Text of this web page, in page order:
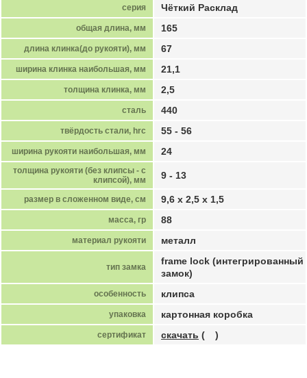
серия Чёткий Расклад
общая длина, мм 165
длина клинка(до рукояти), мм 67
ширина клинка наибольшая, мм 21,1
толщина клинка, мм 2,5
сталь 440
твёрдость стали, hrc 55 - 56
ширина рукояти наибольшая, мм 24
толщина рукояти (без клипсы - с
клипсой), мм
9 - 13
размер в сложенном виде, см 9,6 х 2,5 х 1,5
масса, гр 88
материал рукояти металл
тип замка
frame lock (интегрированный
замок)
особенность клипса
упаковка картонная коробка
сертификат скачать ( )